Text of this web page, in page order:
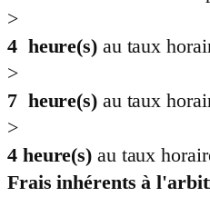
>
4 heure(s)au taux
>
7 heure(s) au taux
>
4heure(s) au taux
Frais inhérents à